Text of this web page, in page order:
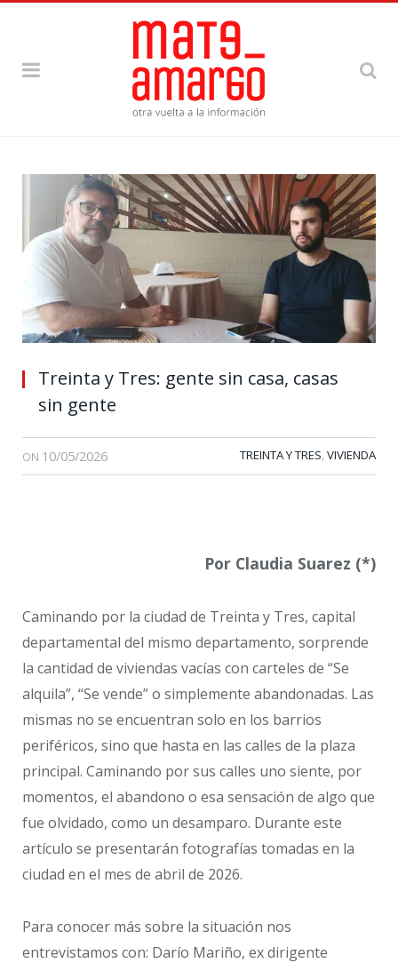
Treinta y Tres: gente sin casa, casas
sin gente
ON 10/05/2026 TREINTA Y TRES, VIVIENDA
Por Claudia Suarez (*)
Caminando por la ciudad de Treinta y Tres, capital
departamental del mismo departamento, sorprende
la cantidad de viviendas vacías con carteles de “Se
alquila”, “Se vende” o simplemente abandonadas. Las
mismas no se encuentran solo en los barrios
periféricos, sino que hasta en las calles de la plaza
principal. Caminando por sus calles uno siente, por
momentos, el abandono o esa sensación de algo que
fue olvidado, como un desamparo. Durante este
artículo se presentarán fotografías tomadas en la
ciudad en el mes de abril de 2026.
Para conocer más sobre la situación nos
entrevistamos con: Darío Mariño, ex dirigente